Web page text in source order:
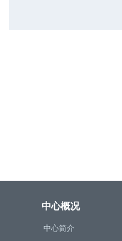
中心概况
中心简介